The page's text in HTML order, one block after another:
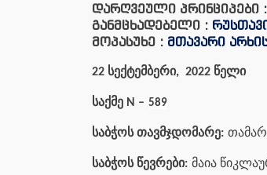
დარღვეული პრინციპები :
განმცხადებელი :
მოპასუხე : მთავარი
22 სექტემბერი, 2022 წელი
საქმე N – 589
საბჭოს თავმჯდომარე: თამარ
საბჭოს წევრები: მაია